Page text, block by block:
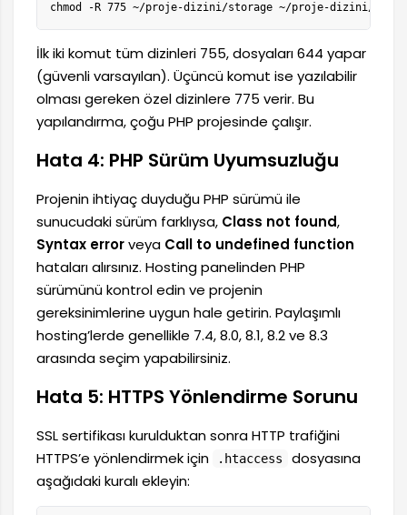
chmod -R 775 ~/proje-dizini/storage ~/proje-dizini/
İlk iki komut tüm dizinleri 755, dosyaları 644 yapar
(güvenli varsayılan). Üçüncü komut ise yazılabilir
olması gereken özel dizinlere 775 verir. Bu
yapılandırma, çoğu PHP projesinde çalışır.
Hata 4: PHP Sürüm Uyumsuzluğu
Projenin ihtiyaç duyduğu PHP sürümü ile
sunucudaki sürüm farklıysa, Class not found,
Syntax errorveya Call to undefined function
hataları alırsınız. Hosting panelinden PHP
sürümünü kontrol edin ve projenin
gereksinimlerine uygun hale getirin. Paylaşımlı
hosting’lerde genellikle 7.4, 8.0, 8.1, 8.2 ve 8.3
arasında seçim yapabilirsiniz.
Hata 5: HTTPS Yönlendirme Sorunu
SSL sertifikası kurulduktan sonra HTTP trafiğini
HTTPS’e yönlendirmek için
.htaccess
dosyasına
aşağıdaki kuralı ekleyin: